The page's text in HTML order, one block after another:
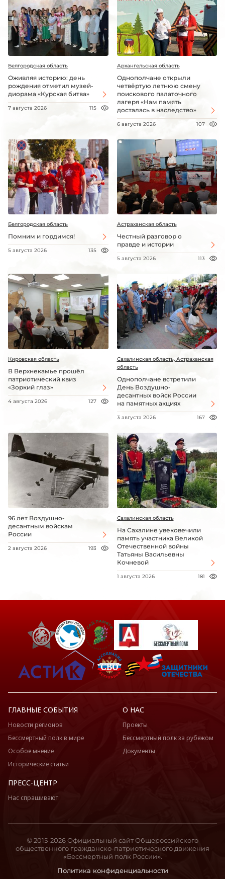
Белгородская область
Оживляя историю: день
рождения отметил музей-
диорама «Курская битва»
7 августа 2026 115
Архангельская область
Однополчане открыли
четвёртую летнюю смену
поискового палаточного
лагеря «Нам память
досталась в наследство»
6 августа 2026 107
Белгородская область
Помним и гордимся!
5 августа 2026 135
Астраханская область
Честный разговор о
правде и истории
5 августа 2026 113
Кировская область
В Верхнекамье прошёл
патриотический квиз
«Зоркий глаз»
4 августа 2026 127
Сахалинская область, Астраханская
область
Однополчане встретили
День Воздушно-
десантных войск России
на памятных акциях
3 августа 2026 167
96 лет Воздушно-
десантным войскам
России
2 августа 2026 193
Сахалинская область
На Сахалине увековечили
память участника Великой
Отечественной войны
Татьяны Васильевны
Кочневой
1 августа 2026 181
ГЛАВНЫЕ СОБЫТИЯ
Новости регионов
Бессмертный полк в мире
Особое мнение
Исторические статьи
О НАС
Проекты
Бессмертный полк за рубежом
Документы
ПРЕСС-ЦЕНТР
Нас спрашивают
Политика конфиденциальности
© 2015-2026 Официальный сайт Общероссийского
общественного гражданско-патриотического движения
«Бессмертный полк России».